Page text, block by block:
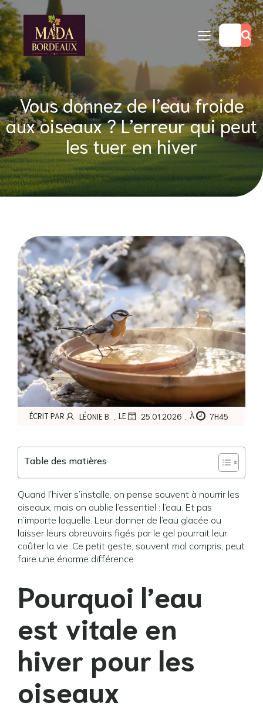
Vous donnez de l’eau froide
aux oiseaux ? L’erreur qui peut
les tuer en hiver
ÉCRIT PAR LÉONIE B. , LE 25.01.2026 , À 7H45
Table des matières
Quand l’hiver s’installe, on pense souvent à nourrir les
oiseaux, mais on oublie l’essentiel : l’eau. Et pas
n’importe laquelle. Leur donner de l’eau glacée ou
laisser leurs abreuvoirs figés par le gel pourrait leur
coûter la vie. Ce petit geste, souvent mal compris, peut
faire une énorme différence.
Pourquoi l’eau
est vitale en
hiver pour les
oiseaux